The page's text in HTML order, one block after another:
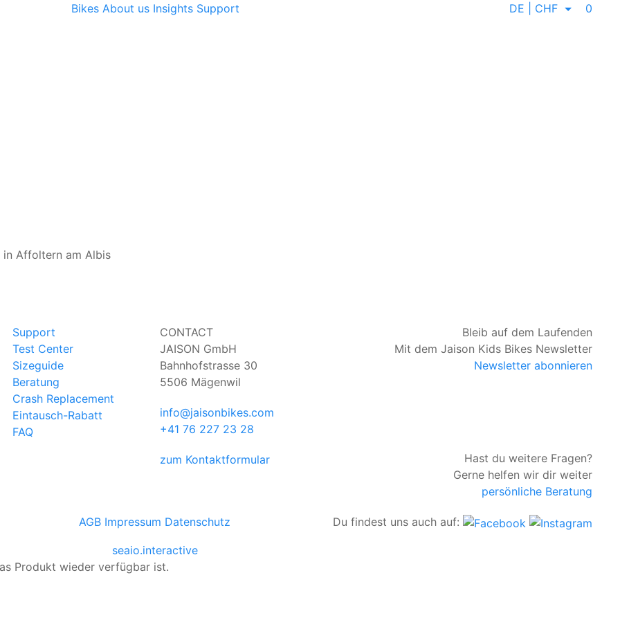
Bikes About us Insights Support DE | CHF 0
in Affoltern am Albis
Support
Test Center
Sizeguide
Beratung
Crash Replacement
Eintausch-Rabatt
FAQ
CONTACT
JAISON GmbH
Bahnhofstrasse 30
5506 Mägenwil
info@jaisonbikes.com
+41 76 227 23 28
zum Kontaktformular
Bleib auf dem Laufenden
Mit dem Jaison Kids Bikes Newsletter
Newsletter abonnieren
Hast du weitere Fragen?
Gerne helfen wir dir weiter
persönliche Beratung
AGB Impressum Datenschutz Du findest uns auch auf:
seaio.interactive
Produkt wieder verfügbar ist.